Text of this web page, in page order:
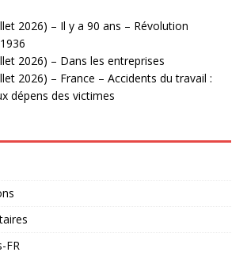
2026) – Il y a 90 ans – Révolution
2026) – Dans les entreprises
2026) – France – Accidents du travail :
dépens des victimes
FR